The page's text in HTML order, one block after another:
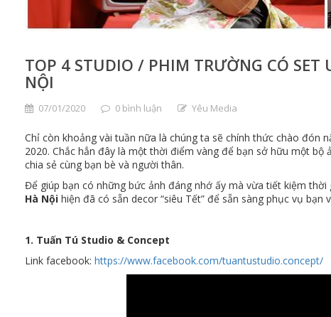
TOP 4 STUDIO / PHIM TRƯỜNG CÓ SET
NỘI
07/01/2020 0 bình luận Yêu Media
Chỉ còn khoảng vài tuần nữa là chúng ta sẽ chính thức chào đón
2020. Chắc hẳn đây là một thời điểm vàng để bạn sở hữu một
chia sẻ cùng bạn bè và người thân.
Để giúp bạn có những bức ảnh đáng nhớ ấy mà vừa tiết kiệm thời
Hà Nội hiện đã có sẵn decor “siêu Tết” để sẵn sàng phục vụ bạn
1. Tuấn Tú Studio & Concept
Link facebook: https://www.facebook.com/tuantustudio.concept/